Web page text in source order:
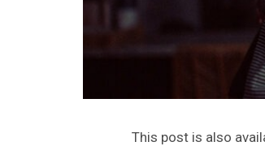
This post is also